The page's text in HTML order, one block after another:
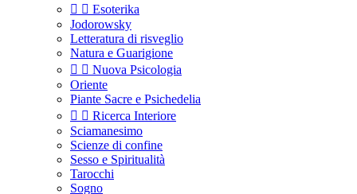
  Esoterika
Jodorowsky
Letteratura di risveglio
Natura e Guarigione
  Nuova Psicologia
Oriente
Piante Sacre e Psichedelia
  Ricerca Interiore
Sciamanesimo
Scienze di confine
Sesso e Spiritualità
Tarocchi
Sogno